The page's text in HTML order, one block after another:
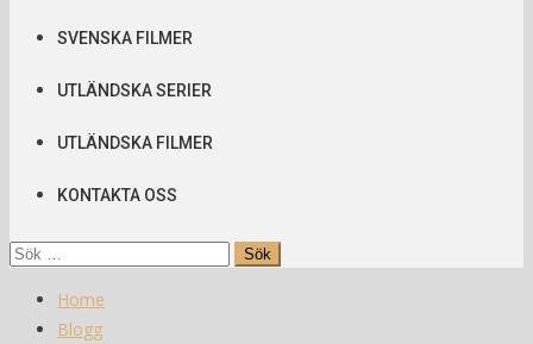
SVENSKA FILMER
UTLÄNDSKA SERIER
UTLÄNDSKA FILMER
KONTAKTA OSS
Sök
Home
Blogg